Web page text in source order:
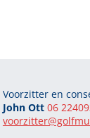
Voorzitter en
John Ott 06